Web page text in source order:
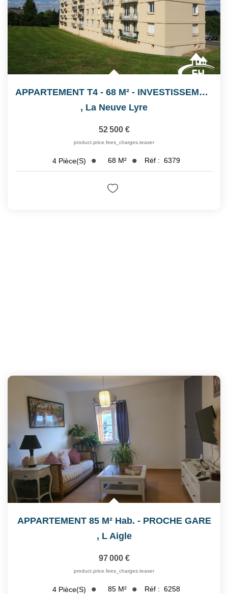
APPARTEMENT T4 - 68 M² - INVESTISSEMENT LOCATIF
, La Neuve Lyre
52 500 €
product.price.fees_charges.teaser
4 Pièce(s) 68 M² Réf : 6379
APPARTEMENT 85 M² Hab. - PROCHE GARE
, L Aigle
97 000 €
product.price.fees_charges.teaser
4 Pièce(s) 85 M² Réf : 6258